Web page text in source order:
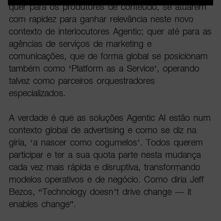
quer para os produtores de conteúdo, se atuarem
com rapidez para ganhar relevância neste novo
contexto de interlocutores Agentic; quer até para as
agências de serviços de marketing e
comunicações, que de forma global se posicionam
também como ‘Platform as a Service’, operando
talvez como parceiros orquestradores
especializados.
A verdade é que as soluções Agentic AI estão num
contexto global de advertising e como se diz na
gíria, ‘a nascer como cogumelos’. Todos querem
participar e ter a sua quota parte nesta mudança
cada vez mais rápida e disruptiva, transformando
modelos operativos e de negócio. Como diria Jeff
Bezos, “Technology doesn’t drive change — it
enables change”.